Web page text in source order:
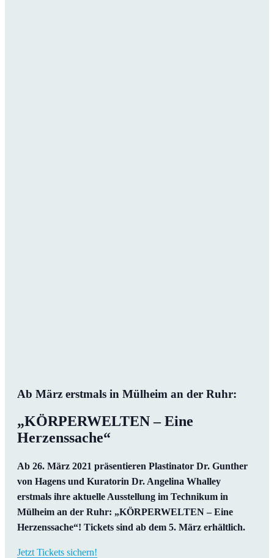
Ab März erstmals in Mülheim an der Ruhr:
„KÖRPERWELTEN – Eine
Herzenssache“
Ab 26. März 2021 präsentieren Plastinator Dr. Gunther
von Hagens und Kuratorin Dr. Angelina Whalley
erstmals ihre aktuelle Ausstellung im Technikum in
Mülheim an der Ruhr: „KÖRPERWELTEN – Eine
Herzenssache“! Tickets sind ab dem 5. März erhältlich.
Jetzt Tickets sichern!